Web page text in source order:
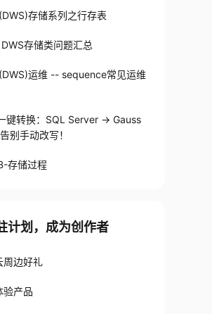
存储系列之行存表
存储类问题汇总
运维 -- sequence常见运维
键转换：SQL Server -> Gauss
别手动改写！
存储过程
计划，成为创作者
周边好礼
验产品